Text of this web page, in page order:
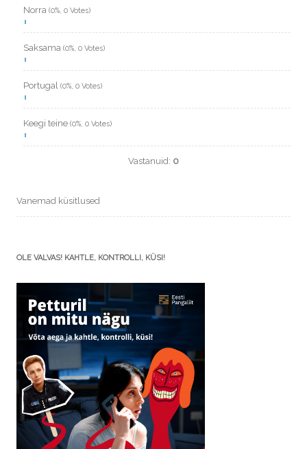
Norra (0%, 0 Votes)
Saksama (0%, 0 Votes)
Portugal (0%, 0 Votes)
Keegi teine (0%, 0 Votes)
Vastanuid: 0
Vanemad küsitlused
OLE VALVAS! KAHTLE, KONTROLLI, KÜSI!